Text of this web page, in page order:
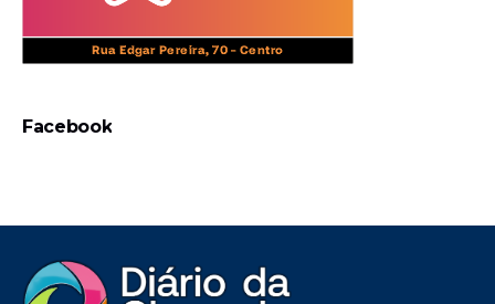
Facebook